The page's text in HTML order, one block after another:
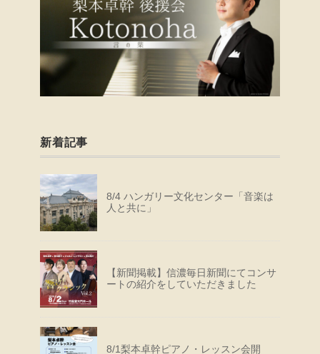
新着記事
8/4 ハンガリー文化センター「音楽は
人と共に」
【新聞掲載】信濃毎日新聞にてコンサ
ートの紹介をしていただきました
8/1梨本卓幹ピアノ・レッスン会開